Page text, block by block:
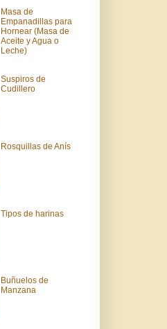
Masa de
Empanadillas para
Hornear (Masa de
Aceite y Agua o
Leche)
Suspiros de
Cudillero
Rosquillas de Anís
Tipos de harinas
Buñuelos de
Manzana